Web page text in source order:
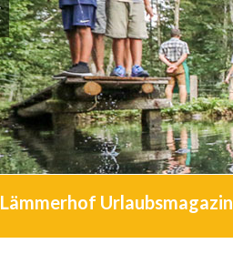
Lämmerhof Urlaubsmagazin